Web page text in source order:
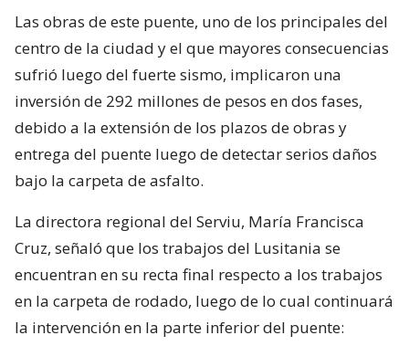
Las obras de este puente, uno de los principales del
centro de la ciudad y el que mayores consecuencias
sufrió luego del fuerte sismo, implicaron una
inversión de 292 millones de pesos en dos fases,
debido a la extensión de los plazos de obras y
entrega del puente luego de detectar serios daños
bajo la carpeta de asfalto.
La directora regional del Serviu, María Francisca
Cruz, señaló que los trabajos del Lusitania se
encuentran en su recta final respecto a los trabajos
en la carpeta de rodado, luego de lo cual continuará
la intervención en la parte inferior del puente: